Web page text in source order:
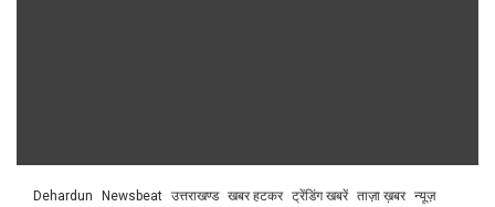
Dehardun Newsbeat उत्तराखण्ड खबर हटकर ट्रेंडिंग खबरें ताज़ा ख़बर न्यूज़